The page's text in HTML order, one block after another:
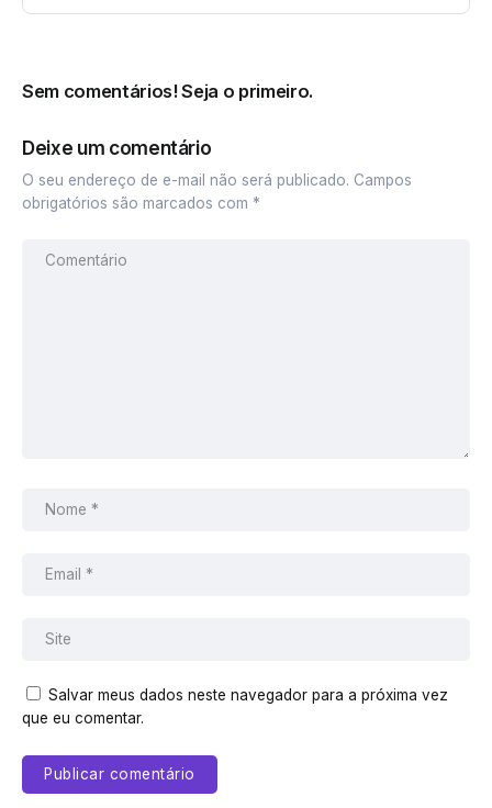
Sem comentários! Seja o primeiro.
Deixe um comentário
O seu endereço de e-mail não será publicado. Campos
obrigatórios são marcados com *
Salvar meus dados neste navegador para a próxima vez
que eu comentar.